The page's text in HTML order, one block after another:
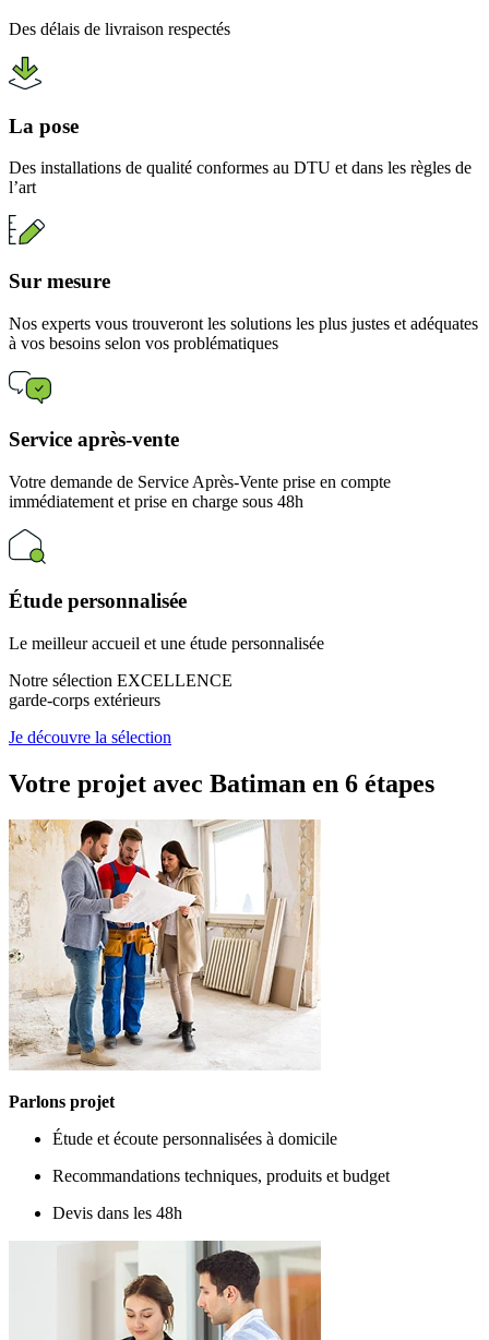
Des délais de livraison respectés
La pose
Des installations de qualité conformes au DTU et dans les règles de
l’art
Sur mesure
Nos experts vous trouveront les solutions les plus justes et adéquates
à vos besoins selon vos problématiques
Service après-vente
Votre demande de Service Après-Vente prise en compte
immédiatement et prise en charge sous 48h
Étude personnalisée
Le meilleur accueil et une étude personnalisée
Notre sélection EXCELLENCE
garde-corps extérieurs
Je découvre la sélection
Votre projet avec Batiman en 6 étapes
Parlons projet
Étude et écoute personnalisées à domicile
Recommandations techniques, produits et budget
Devis dans les 48h